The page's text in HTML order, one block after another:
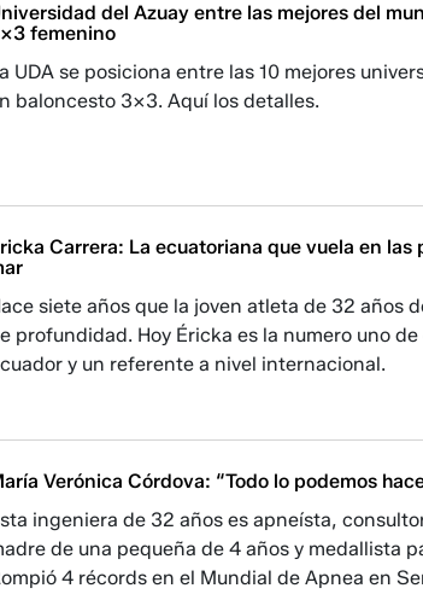
del Azuay entre las mejores del
femenino
UDA se posiciona entre las 10 mejores
baloncesto 3x3. Aquí los detalles.
Carrera: La ecuatoriana que vuela en las
siete años que la joven atleta de 32 años
profundidad. Hoy Éricka es la numero uno
y un referente a nivel internacional.
Verónica Córdova: “Todo lo podemos
ingeniera de 32 años es apneísta,
de una pequeña de 4 años y medallista
4 récords en el Mundial de Apnea en